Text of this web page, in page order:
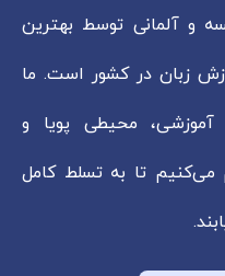
و آلمانی توسط بهترین
زبان در کشور است. ما
محیطی پویا و
می‌کنیم تا به تسلط کامل